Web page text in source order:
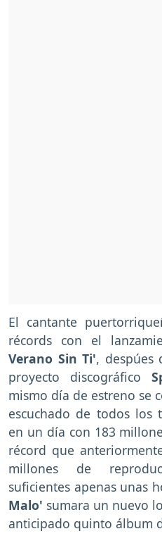
El cantante
récords con el
Verano Sin Ti', despúes
proyecto discográfico
mismo día de estreno se
escuchado de todos los
en un día con 183
récord que
millones de
suficientes apenas unas
Malo' sumara un nuevo
anticipado quinto álbum